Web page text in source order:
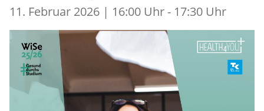
11. Februar 2026 | 16:00 Uhr - 17:30 Uhr